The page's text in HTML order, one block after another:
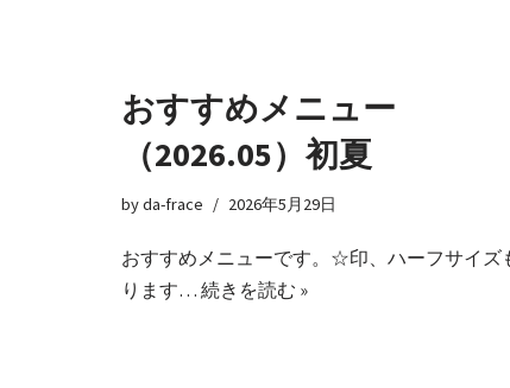
おすすめメニュー
（2026.05）初夏
byda-frace 2026年5月29日
おすすめメニューです。☆印、ハーフサイズ
ります… 続きを読む »